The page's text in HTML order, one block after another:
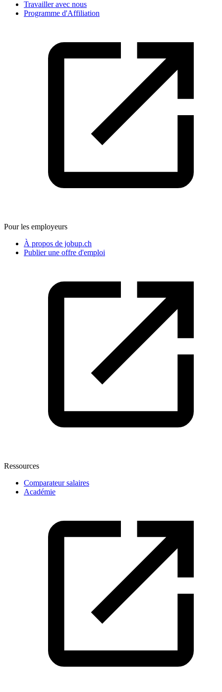
Travailler avec nous
Programme d'Affiliation
Pour les employeurs
À propos de jobup.ch
Publier une offre d'emploi
Ressources
Comparateur salaires
Académie